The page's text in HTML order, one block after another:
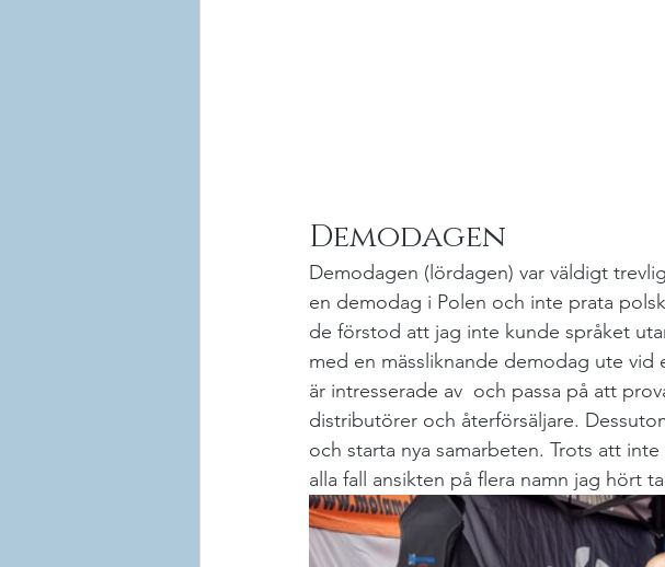
Demodagen
Demodagen (lördagen) var väldigt
en demodag i Polen och inte prata
de förstod att jag inte kunde språket
med en mässliknande demodag ute
är intresserade av  och passa på att
distributörer och återförsäljare.
och starta nya samarbeten. Trots att
alla fall ansikten på flera namn jag hört